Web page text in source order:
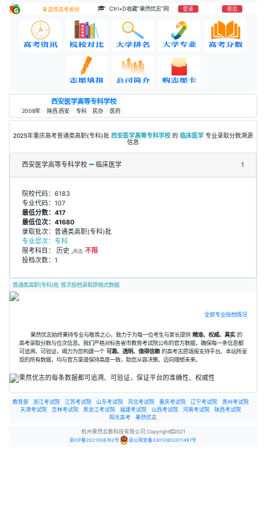
选择高考省份 Ctrl+D收藏“果然优志”网 登录 退出
西安医学高等专科学校
2008年 陕西.西安 专科 民办 医药
2025年重庆高考普通类高职(专科)批 西安医学高等专科学校 的 临床医学 专业录取分数溯源
信息
西安医学高等专科学校 临床医学 1
院校代码：6183
专业代码：107
最低分数：417
最低位次：41680
录取批次：普通类高职(专科)批
专业层次：专科
限考科目： 历史 ,再选: 不限
投档次数：1
普通类高职(专科)批 首次投档录取原格式数据
全部专业投档情况
果然优志始终秉持专业与敬畏之心，致力于为每一位考生与家长提供 精准、权威、真实的
高考录取分数与位次信息。我们严格对标各省市教育考试院公布的官方数据，确保每一条信息都
可追溯、可验证，竭力为您构建一个 可靠、透明、值得信赖 的高考志愿填报支持平台。本站所呈
现的所有数据，均与官方渠道保持高度一致，助您从容决策、迈向理想未来。
教育部 浙江考试院 江苏考试院 山东考试院 河北考试院 重庆考试院 辽宁考试院
贵州考试院
天津考试院
吉林考试院 黑龙江考试院 福建考试院 山西考试院 河南考试院
陕西考试院
阳光高考
果然优志
杭州果然云数科技有限公司 Copyright 2021
浙ICP备2021006762号 浙公网安备33010802011497号